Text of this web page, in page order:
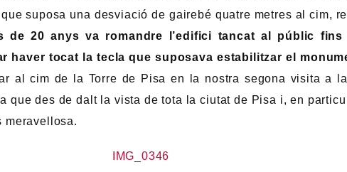
suposa una desviació de gairebé quatre metres al cim,
de 20 anys va romandre l’edifici tancat al públic fins
haver tocat la tecla que suposava estabilitzar el
al cim de la Torre de Pisa en la nostra segona visita a la
que des de dalt la vista de tota la ciutat de Pisa i, en
meravellosa.